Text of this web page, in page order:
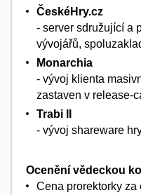
ČeskéHry.cz
- server sdružující a
vývojářů,
Monarchia
- vývoj klienta
zastaven v release-
Trabi II
- vývoj shareware
Ocenění vědeckou
Cena prorektorky